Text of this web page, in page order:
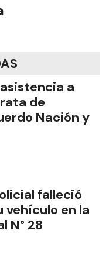
a
de
Nación y
falleció
en la
N° 28